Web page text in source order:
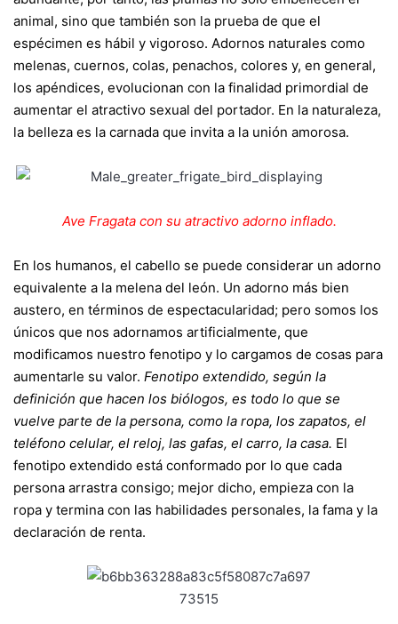
animal, sino que también son la prueba de que el
espécimen es hábil y vigoroso. Adornos naturales como
melenas, cuernos, colas, penachos, colores y, en general,
los apéndices, evolucionan con la finalidad primordial de
aumentar el atractivo sexual del portador. En la naturaleza,
la belleza es la carnada que invita a la unión amorosa.
Ave Fragata con su atractivo adorno inflado.
En los humanos, el cabello se puede considerar un adorno
equivalente a la melena del león. Un adorno más bien
austero, en términos de espectacularidad; pero somos los
únicos que nos adornamos artificialmente, que
modificamos nuestro fenotipo y lo cargamos de cosas para
aumentarle su valor. Fenotipo extendido, según la
definición que hacen los biólogos, es todo lo que se
vuelve parte de la persona, como la ropa, los zapatos, el
teléfono celular, el reloj, las gafas, el carro, la casa. El
fenotipo extendido está conformado por lo que cada
persona arrastra consigo; mejor dicho, empieza con la
ropa y termina con las habilidades personales, la fama y la
declaración de renta.